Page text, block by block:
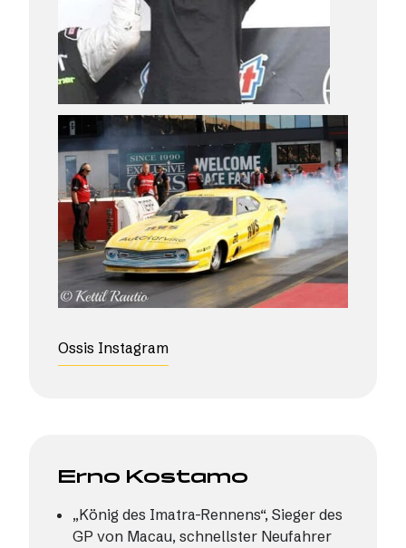
Ossis Instagram
Erno Kostamo
„König des Imatra-Rennens“, Sieger des
GP von Macau, schnellster Neufahrer